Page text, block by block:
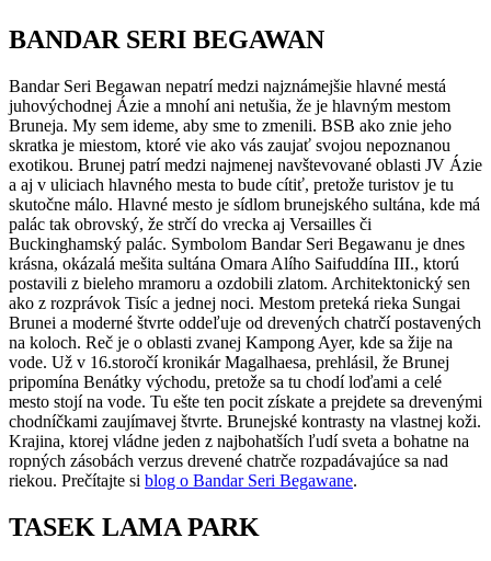
BANDAR SERI BEGAWAN
Bandar Seri Begawan nepatrí medzi najznámejšie hlavné mestá
juhovýchodnej Ázie a mnohí ani netušia, že je hlavným mestom
Bruneja. My sem ideme, aby sme to zmenili. BSB ako znie jeho
skratka je miestom, ktoré vie ako vás zaujať svojou nepoznanou
exotikou. Brunej patrí medzi najmenej navštevované oblasti JV Ázie
a aj v uliciach hlavného mesta to bude cítiť, pretože turistov je tu
skutočne málo. Hlavné mesto je sídlom brunejského sultána, kde má
palác tak obrovský, že strčí do vrecka aj Versailles či
Buckinghamský palác. Symbolom Bandar Seri Begawanu je dnes
krásna, okázalá mešita sultána Omara Alího Saifuddína III., ktorú
postavili z bieleho mramoru a ozdobili zlatom. Architektonický sen
ako z rozprávok Tisíc a jednej noci. Mestom preteká rieka Sungai
Brunei a moderné štvrte oddeľuje od drevených chatrčí postavených
na koloch. Reč je o oblasti zvanej Kampong Ayer, kde sa žije na
vode. Už v 16.storočí kronikár Magalhaesa, prehlásil, že Brunej
pripomína Benátky východu, pretože sa tu chodí loďami a celé
mesto stojí na vode. Tu ešte ten pocit získate a prejdete sa drevenými
chodníčkami zaujímavej štvrte. Brunejské kontrasty na vlastnej koži.
Krajina, ktorej vládne jeden z najbohatších ľudí sveta a bohatne na
ropných zásobách verzus drevené chatrče rozpadávajúce sa nad
riekou. Prečítajte si blog o Bandar Seri Begawane.
TASEK LAMA PARK